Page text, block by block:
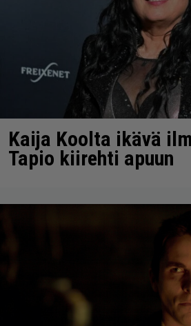
Kaija Koolta ikävä
Tapio kiirehti apuun